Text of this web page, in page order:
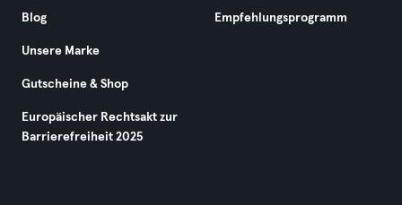
Blog
Unsere Marke
Gutscheine & Shop
Europäischer Rechtsakt zur
Barrierefreiheit 2025
Empfehlungsprogramm